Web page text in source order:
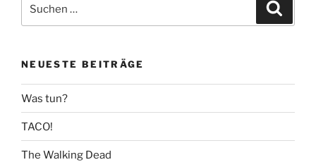
nach:
NEUESTE BEITRÄGE
Was tun?
TACO!
The Walking Dead